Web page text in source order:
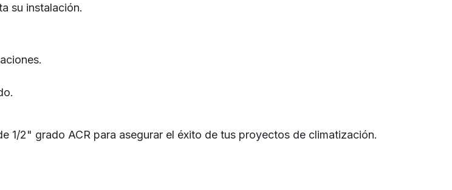
su instalación.
1/2" grado ACR para asegurar el éxito de tus proyectos de climatización.